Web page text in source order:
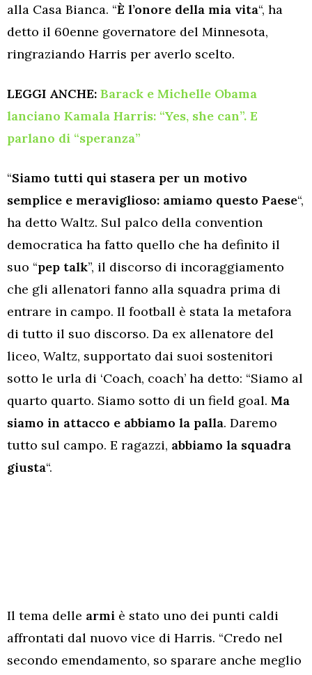
alla Casa Bianca. “È l’onore della mia vita“, ha
detto il 60enne governatore del Minnesota,
ringraziando Harris per averlo scelto.
LEGGI ANCHE: Barack e Michelle Obama
lanciano Kamala Harris: “Yes, she can”. E
parlano di “speranza”
“Siamo tutti qui stasera per un motivo
semplice e meraviglioso: amiamo questo Paese“,
ha detto Waltz. Sul palco della convention
democratica ha fatto quello che ha definito il
suo “pep talk”, il discorso di incoraggiamento
che gli allenatori fanno alla squadra prima di
entrare in campo. Il football è stata la metafora
di tutto il suo discorso. Da ex allenatore del
liceo, Waltz, supportato dai suoi sostenitori
sotto le urla di ‘Coach, coach’ ha detto: “Siamo al
quarto quarto. Siamo sotto di un field goal. Ma
siamo in attacco e abbiamo la palla. Daremo
tutto sul campo. E ragazzi, abbiamo la squadra
giusta“.
Il tema delle armi è stato uno dei punti caldi
affrontati dal nuovo vice di Harris. “Credo nel
secondo emendamento, so sparare anche meglio